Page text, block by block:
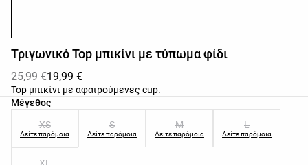
Τριγωνικό Top μπικίνι με τύπωμα φίδι
25,99 €19,99 €
Top μπικίνι με αφαιρούμενες cup.
Μέγεθος
Λίστα μεγεθών προϊόντος
XS
Δείτε παρόμοια
S
Δείτε παρόμοια
M
Δείτε παρόμοια
L
Δείτε παρόμοια